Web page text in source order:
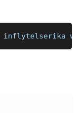
inflytelserika